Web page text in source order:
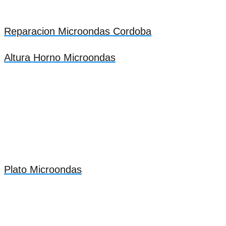
Reparacion Microondas Cordoba
Altura Horno Microondas
Plato Microondas